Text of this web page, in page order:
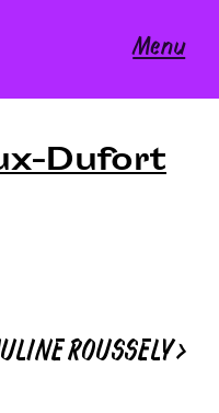
Menu
Dufort
ROUSSELY>